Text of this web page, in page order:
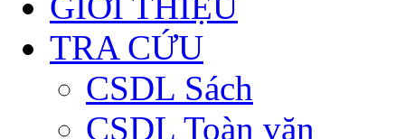
TRA CỨU
CSDL Sách
CSDL Toàn văn